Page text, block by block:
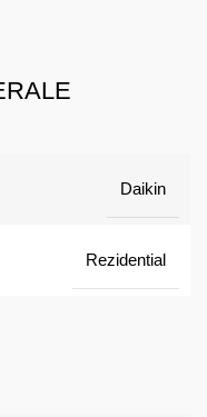
Daikin
Rezidential